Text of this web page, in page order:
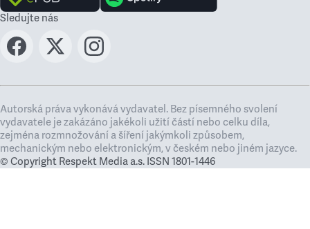
Sledujte nás
Autorská práva vykonává vydavatel. Bez písemného svolení
vydavatele je zakázáno jakékoli užití částí nebo celku díla,
zejména rozmnožování a šíření jakýmkoli způsobem,
mechanickým nebo elektronickým, v českém nebo jiném jazyce.
© Copyright Respekt Media a.s. ISSN 1801-1446